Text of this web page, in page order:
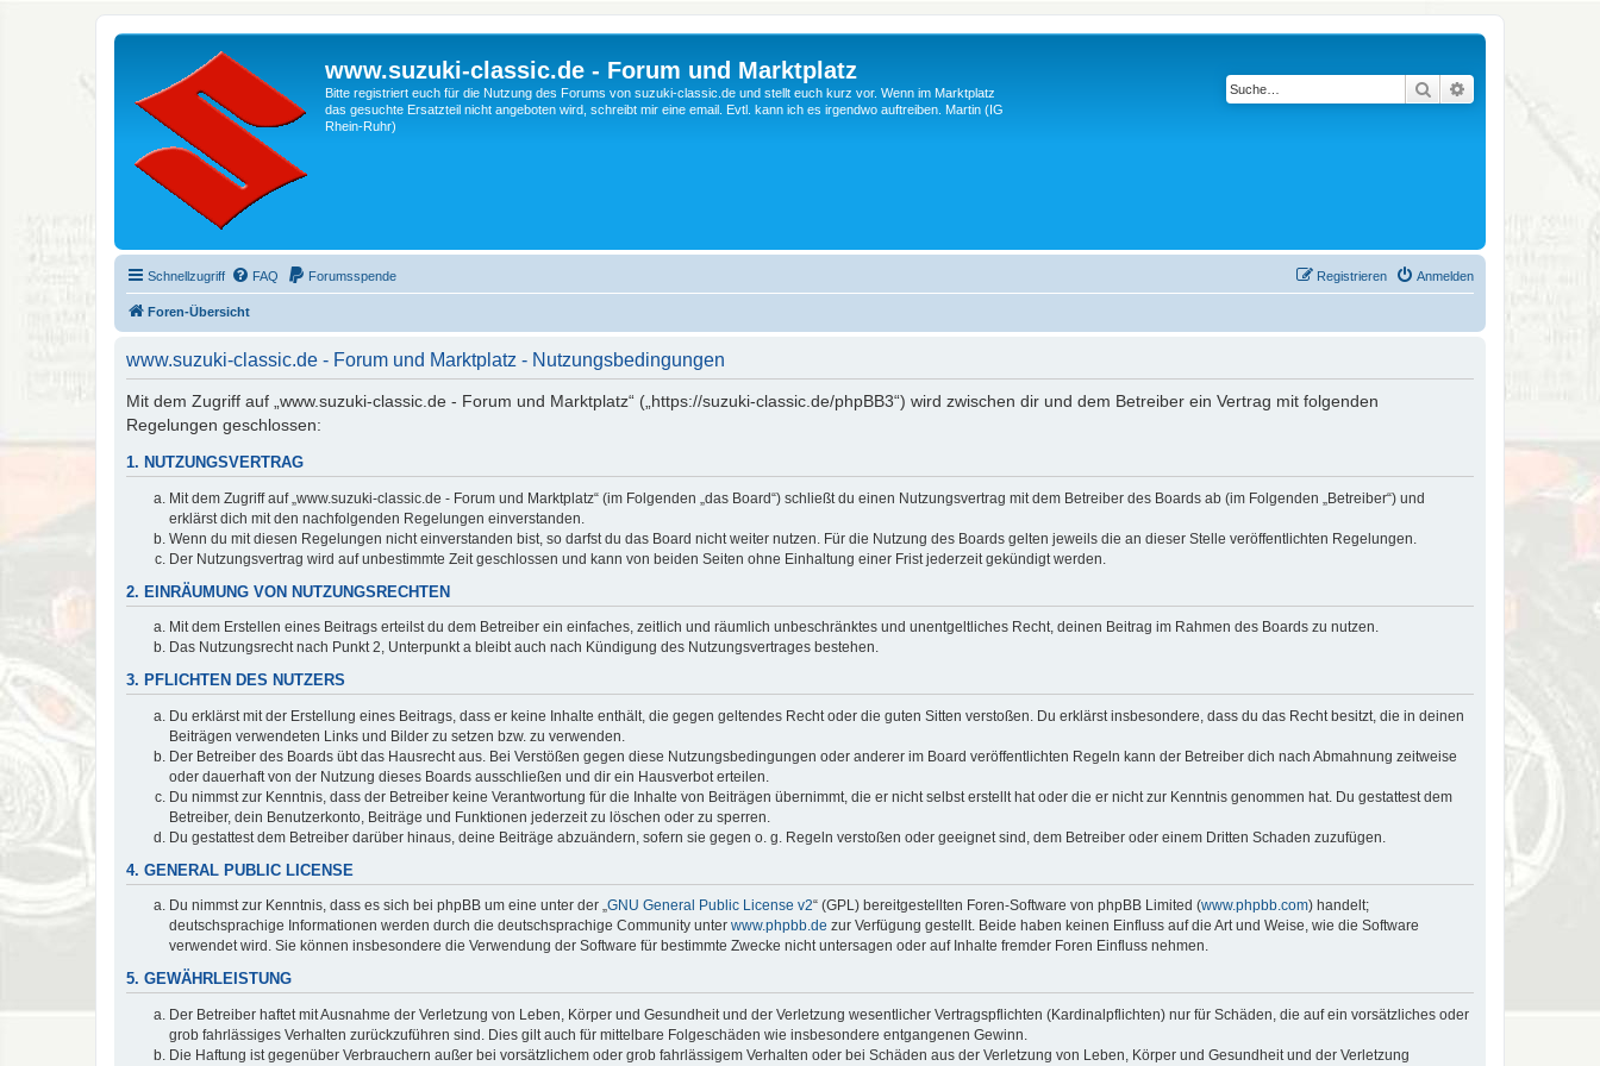
www.suzuki-classic.de - Forum und Marktplatz
Bitte registriert euch für die Nutzung des Forums von suzuki-classic.de und stellt euch kurz vor. Wenn im Marktplatz
das gesuchte Ersatzteil nicht angeboten wird, schreibt mir eine email. Evtl. kann ich es irgendwo auftreiben. Martin (IG
Rhein-Ruhr)
Suche Erweiterte Suche
Schnellzugriff FAQ Forumsspende Anmelden
Registrieren
Foren-Übersicht
www.suzuki-classic.de - Forum und Marktplatz - Nutzungsbedingungen
Mit dem Zugriff auf „www.suzuki-classic.de - Forum und Marktplatz“ („https://suzuki-classic.de/phpBB3“) wird zwischen dir und dem Betreiber ein Vertrag mit folgenden
Regelungen geschlossen:
1. NUTZUNGSVERTRAG
Mit dem Zugriff auf „www.suzuki-classic.de - Forum und Marktplatz“ (im Folgenden „das Board“) schließt du einen Nutzungsvertrag mit dem Betreiber des Boards ab (im Folgenden „Betreiber“) und
erklärst dich mit den nachfolgenden Regelungen einverstanden.
Wenn du mit diesen Regelungen nicht einverstanden bist, so darfst du das Board nicht weiter nutzen. Für die Nutzung des Boards gelten jeweils die an dieser Stelle veröffentlichten Regelungen.
Der Nutzungsvertrag wird auf unbestimmte Zeit geschlossen und kann von beiden Seiten ohne Einhaltung einer Frist jederzeit gekündigt werden.
2. EINRÄUMUNG VON NUTZUNGSRECHTEN
Mit dem Erstellen eines Beitrags erteilst du dem Betreiber ein einfaches, zeitlich und räumlich unbeschränktes und unentgeltliches Recht, deinen Beitrag im Rahmen des Boards zu nutzen.
Das Nutzungsrecht nach Punkt 2, Unterpunkt a bleibt auch nach Kündigung des Nutzungsvertrages bestehen.
3. PFLICHTEN DES NUTZERS
Du erklärst mit der Erstellung eines Beitrags, dass er keine Inhalte enthält, die gegen geltendes Recht oder die guten Sitten verstoßen. Du erklärst insbesondere, dass du das Recht besitzt, die in deinen
Beiträgen verwendeten Links und Bilder zu setzen bzw. zu verwenden.
Der Betreiber des Boards übt das Hausrecht aus. Bei Verstößen gegen diese Nutzungsbedingungen oder anderer im Board veröffentlichten Regeln kann der Betreiber dich nach Abmahnung zeitweise
oder dauerhaft von der Nutzung dieses Boards ausschließen und dir ein Hausverbot erteilen.
Du nimmst zur Kenntnis, dass der Betreiber keine Verantwortung für die Inhalte von Beiträgen übernimmt, die er nicht selbst erstellt hat oder die er nicht zur Kenntnis genommen hat. Du gestattest dem
Betreiber, dein Benutzerkonto, Beiträge und Funktionen jederzeit zu löschen oder zu sperren.
Du gestattest dem Betreiber darüber hinaus, deine Beiträge abzuändern, sofern sie gegen o. g. Regeln verstoßen oder geeignet sind, dem Betreiber oder einem Dritten Schaden zuzufügen.
4. GENERAL PUBLIC LICENSE
Du nimmst zur Kenntnis, dass es sich bei phpBB um eine unter der „GNU General Public License v2“ (GPL) bereitgestellten Foren-Software von phpBB Limited (www.phpbb.com) handelt;
deutschsprachige Informationen werden durch die deutschsprachige Community unter www.phpbb.de zur Verfügung gestellt. Beide haben keinen Einfluss auf die Art und Weise, wie die Software
verwendet wird. Sie können insbesondere die Verwendung der Software für bestimmte Zwecke nicht untersagen oder auf Inhalte fremder Foren Einfluss nehmen.
5. GEWÄHRLEISTUNG
Der Betreiber haftet mit Ausnahme der Verletzung von Leben, Körper und Gesundheit und der Verletzung wesentlicher Vertragspflichten (Kardinalpflichten) nur für Schäden, die auf ein vorsätzliches oder
grob fahrlässiges Verhalten zurückzuführen sind. Dies gilt auch für mittelbare Folgeschäden wie insbesondere entgangenen Gewinn.
Die Haftung ist gegenüber Verbrauchern außer bei vorsätzlichem oder grob fahrlässigem Verhalten oder bei Schäden aus der Verletzung von Leben, Körper und Gesundheit und der Verletzung